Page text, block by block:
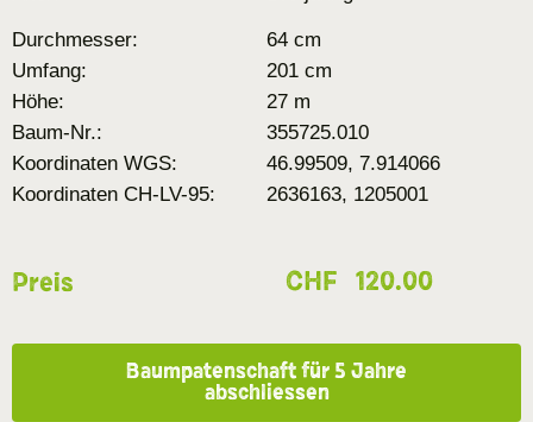
Durchmesser:
64 cm
Umfang:
201 cm
Höhe:
27 m
Baum-Nr.:
355725.010
Koordinaten WGS:
46.99509, 7.914066
Koordinaten CH-LV-95:
2636163, 1205001
Preis CHF 120.00
Baumpatenschaft für 5 Jahre
abschliessen